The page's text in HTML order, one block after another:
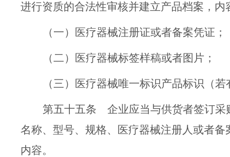
进行资质的合法性审核并建立产品档案，内
（一） 医疗器械注册证或者备案凭证；
（二） 医疗器械标签样稿或者图片 ；
（三） 医疗器械唯一标识产品标识（若
第五十五条 企业应当与供货者签订采
名称、型号、规格、医疗器械注册人或者
内容。